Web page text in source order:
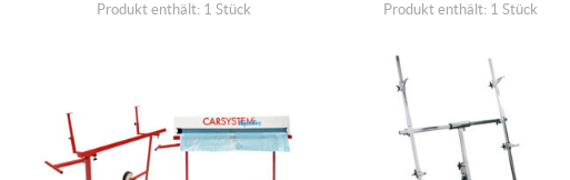
Produkt enthält: 1 Stück
Produkt enthält: 1 Stück